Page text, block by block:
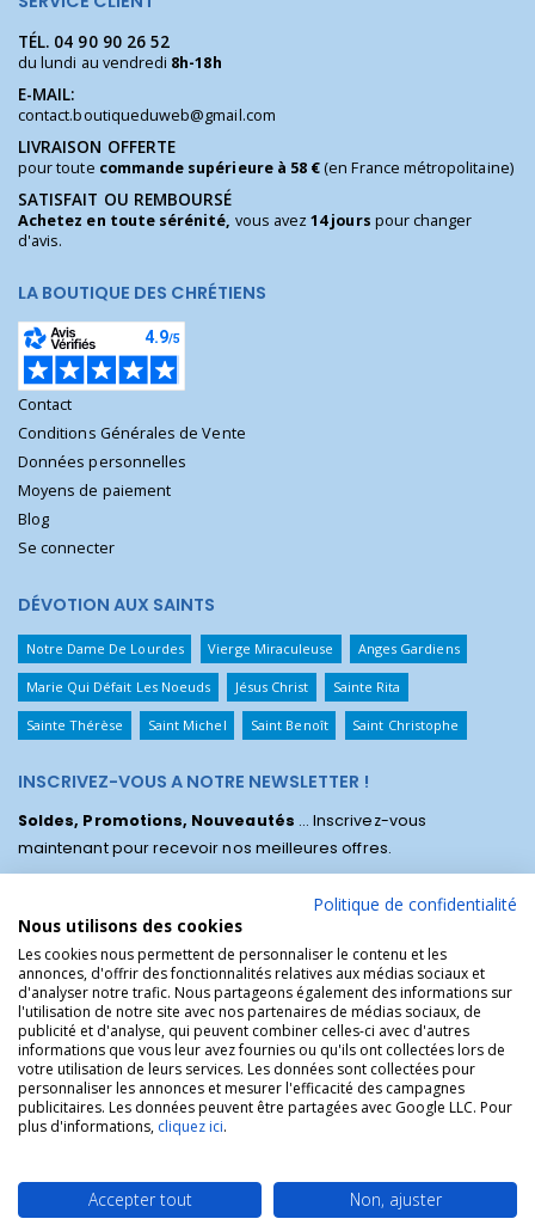
TÉL. 04 90 90 26 52
du lundi au vendredi 8h-18h
E-MAIL:
contact.boutiqueduweb@gmail.com
LIVRAISON OFFERTE
pour toute commande supérieure à 58 €(en France métropolitaine)
SATISFAIT OU REMBOURSÉ
Achetez en toute sérénité, vous avez14 jours pour changer
d'avis.
LA BOUTIQUE DES CHRÉTIENS
Contact
Conditions Générales de Vente
Données personnelles
Moyens de paiement
Blog
Se connecter
DÉVOTION AUX SAINTS
Notre Dame De Lourdes Vierge Miraculeuse Anges Gardiens
Marie Qui Défait Les Noeuds Jésus Christ Sainte Rita
Sainte Thérèse Saint Michel Saint Benoît Saint Christophe
INSCRIVEZ-VOUS A NOTRE NEWSLETTER !
Soldes, Promotions, Nouveautés ... Inscrivez-vous
maintenant pour recevoir nos meilleures offres.
La Boutique des Chrétiens © | La boutique religieuse chrétienne de
référence !.
Politique de confidentialité
Nous utilisons des cookies
Les cookies nous permettent de personnaliser le contenu et les
annonces, d'offrir des fonctionnalités relatives aux médias sociaux et
d'analyser notre trafic. Nous partageons également des informations sur
l'utilisation de notre site avec nos partenaires de médias sociaux, de
publicité et d'analyse, qui peuvent combiner celles-ci avec d'autres
informations que vous leur avez fournies ou qu'ils ont collectées lors de
votre utilisation de leurs services. Les données sont collectées pour
personnaliser les annonces et mesurer l'efficacité des campagnes
publicitaires. Les données peuvent être partagées avec Google LLC. Pour
plus d'informations, cliquez ici.
Accepter tout Non, ajuster